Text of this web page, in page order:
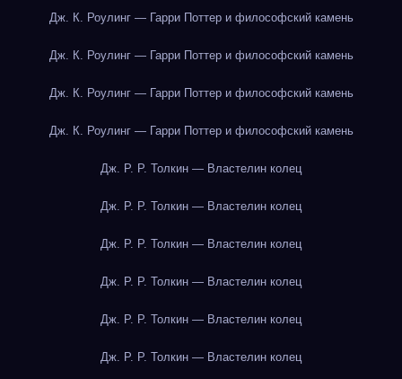
Дж. К. Роулинг — Гарри Поттер и философский камень
Дж. К. Роулинг — Гарри Поттер и философский камень
Дж. К. Роулинг — Гарри Поттер и философский камень
Дж. К. Роулинг — Гарри Поттер и философский камень
Дж. Р. Р. Толкин — Властелин колец
Дж. Р. Р. Толкин — Властелин колец
Дж. Р. Р. Толкин — Властелин колец
Дж. Р. Р. Толкин — Властелин колец
Дж. Р. Р. Толкин — Властелин колец
Дж. Р. Р. Толкин — Властелин колец